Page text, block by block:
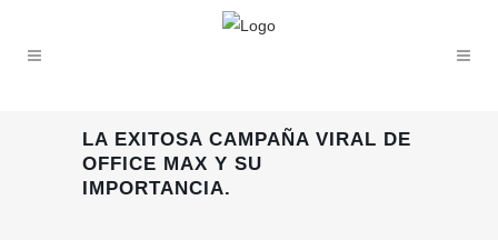
LA EXITOSA CAMPAÑA VIRAL DE
OFFICE MAX Y SU
IMPORTANCIA.